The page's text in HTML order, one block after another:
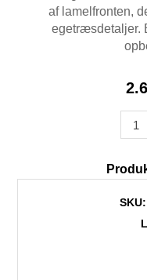
af lamelfronten,
egetræsdetaljer.
SKU: